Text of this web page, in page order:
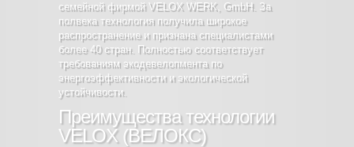
семейной фирмой VELOX WERK, GmbH. За
полвека технология получила широкое
распространение и признана специалистами
более 40 стран. Полностью соответствует
требованиям экодевелопмента по
энергоэффективности и экологической
устойчивости.
Преимущества технологии
VELOX (ВЕЛОКС)